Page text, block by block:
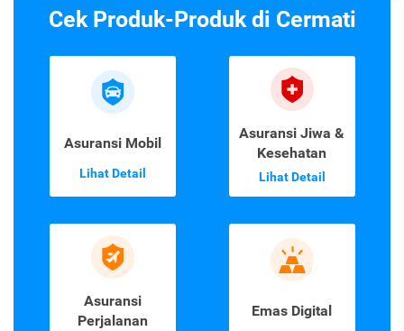
Cek Produk-Produk di Cermati
Asuransi Mobil
Lihat Detail
Asuransi Jiwa &
Kesehatan
Lihat Detail
Asuransi
Perjalanan
Emas Digital